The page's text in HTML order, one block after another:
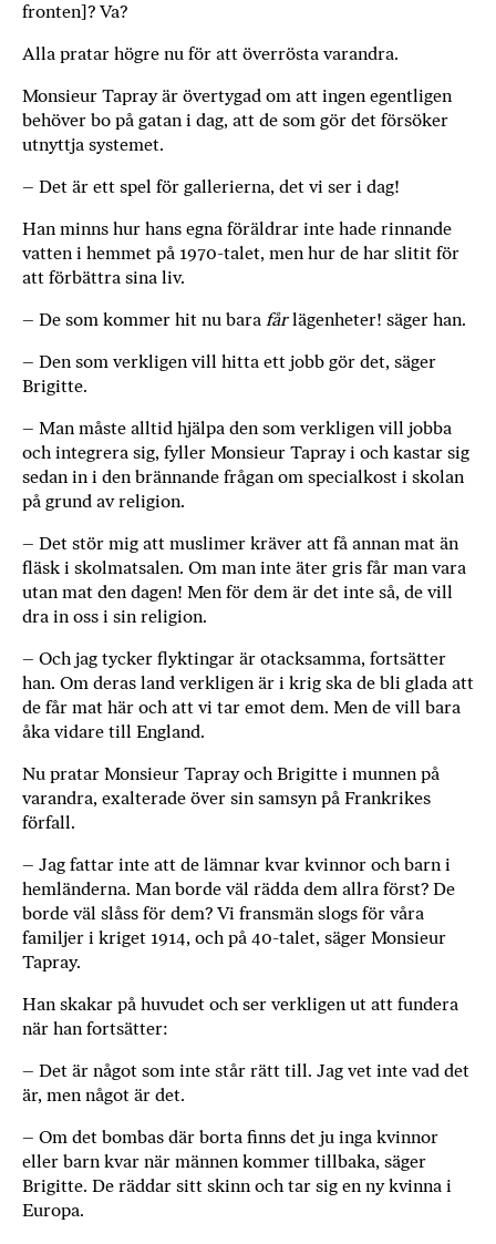
fronten]? Va?
Alla pratar högre nu för att överrösta varandra.
Monsieur Tapray är övertygad om att ingen egentligen
behöver bo på gatan i dag, att de som gör det försöker
utnyttja systemet.
– Det är ett spel för gallerierna, det vi ser i dag!
Han minns hur hans egna föräldrar inte hade rinnande
vatten i hemmet på 1970-talet, men hur de har slitit för
att förbättra sina liv.
– De som kommer hit nu bara fårlägenheter! säger han.
– Den som verkligen vill hitta ett jobb gör det, säger
Brigitte.
– Man måste alltid hjälpa den som verkligen vill jobba
och integrera sig, fyller Monsieur Tapray i och kastar sig
sedan in i den brännande frågan om specialkost i skolan
på grund av religion.
– Det stör mig att muslimer kräver att få annan mat än
fläsk i skolmatsalen. Om man inte äter gris får man vara
utan mat den dagen! Men för dem är det inte så, de vill
dra in oss i sin religion.
– Och jag tycker flyktingar är otacksamma, fortsätter
han. Om deras land verkligen är i krig ska de bli glada att
de får mat här och att vi tar emot dem. Men de vill bara
åka vidare till England.
Nu pratar Monsieur Tapray och Brigitte i munnen på
varandra, exalterade över sin samsyn på Frankrikes
förfall.
– Jag fattar inte att de lämnar kvar kvinnor och barn i
hemländerna. Man borde väl rädda dem allra först? De
borde väl slåss för dem? Vi fransmän slogs för våra
familjer i kriget 1914, och på 40-talet, säger Monsieur
Tapray.
Han skakar på huvudet och ser verkligen ut att fundera
när han fortsätter:
– Det är något som inte står rätt till. Jag vet inte vad det
är, men något är det.
– Om det bombas där borta finns det ju inga kvinnor
eller barn kvar när männen kommer tillbaka, säger
Brigitte. De räddar sitt skinn och tar sig en ny kvinna i
Europa.